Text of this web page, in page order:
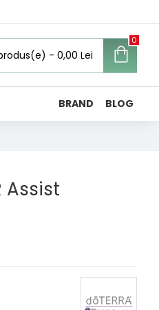
- 0,00 Lei
0
BRAND BLOG
Assist